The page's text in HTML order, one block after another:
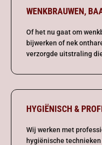
WENKBRAUWEN,
Of het nu gaat om
bijwerken of nek
verzorgde uitstraling
HYGIËNISCH &
Wij werken met
hygiënische